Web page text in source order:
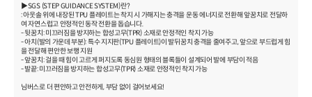
▶SGS (STEP GUIDANCE SYSTEM)란?
: 아웃솔 위에 내장된 TPU 플레이트는 착지 시 가해지는 충격을 운동 에너지로 전환해 앞꿈치로 전달하
여 자연스럽고 안정적인 동작 전환을 돕습니다.
- 뒷꿈치: 미끄러짐을 방지하는 합성고무(TPR) 소재로 안정적인 착지 가능
- 아치(발의 가운데 부분): 특수 지지판(TPU 플레이트)이 발뒤꿈치 충격을 줄여주고, 앞으로 부드럽게 힘
을 전달해 편안한 보행 지원
- 앞꿈치: 걸을 때 힘이 고르게 퍼지도록 동심원 형태의 블록들이 설계되어 발에 부담이 적음
- 발끝: 미끄러짐을 방지하는 합성고무(TPR) 소재로 안정적인 착지 가능
님버스로 더 편안하고 안전하게, 부담 없이 걸어보세요!